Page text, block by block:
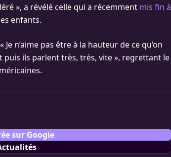
», a révélé celle qui a récemment mis fin à
enfants.
n’aime pas être à la hauteur de ce qu’on
puis ils parlent très, très, vite », regrettant le
sur Google